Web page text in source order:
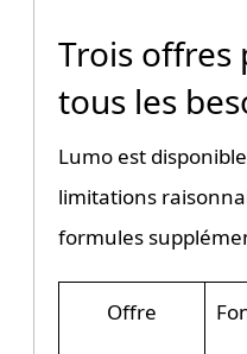
Trois offres
tous les
Lumo est
limitations
formules
Offre